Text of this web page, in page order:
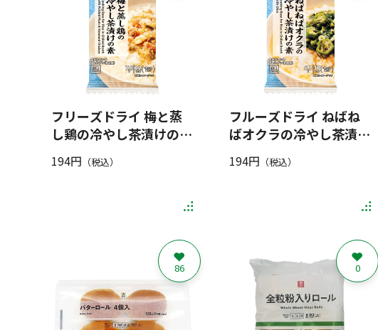
フリーズドライ 梅と蒸
し鶏の冷やし茶漬けの素
194円 （税込）
フルーズドライ ねばね
ばオクラの冷やし茶漬け
194円 （税込）
86 0